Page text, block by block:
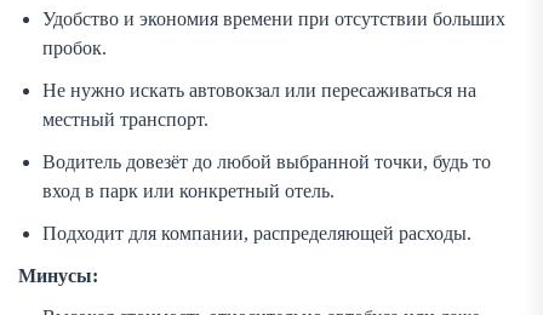
Удобство и экономия времени при отсутствии больших
пробок.
Не нужно искать автовокзал или пересаживаться на
местный транспорт.
Водитель довезёт до любой выбранной точки, будь то
вход в парк или конкретный отель.
Подходит для компании, распределяющей расходы.
Минусы: